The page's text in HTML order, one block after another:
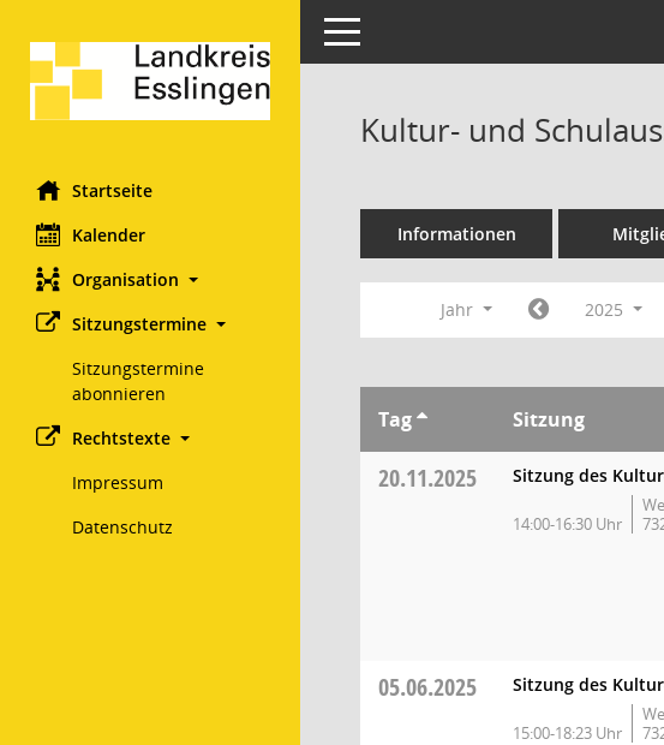
Startseite
Kalender
Organisation
Sitzungstermine
Sitzungstermine
abonnieren
Rechtstexte
Impressum
Datenschutz
Toggle navigation
Kultur- und
Informationen
Jahr 2025
Tag Sitzung
20.11.2025 Sitzung des
14:00-16:30 Uhr
05.06.2025 Sitzung des
15:00-18:23 Uhr